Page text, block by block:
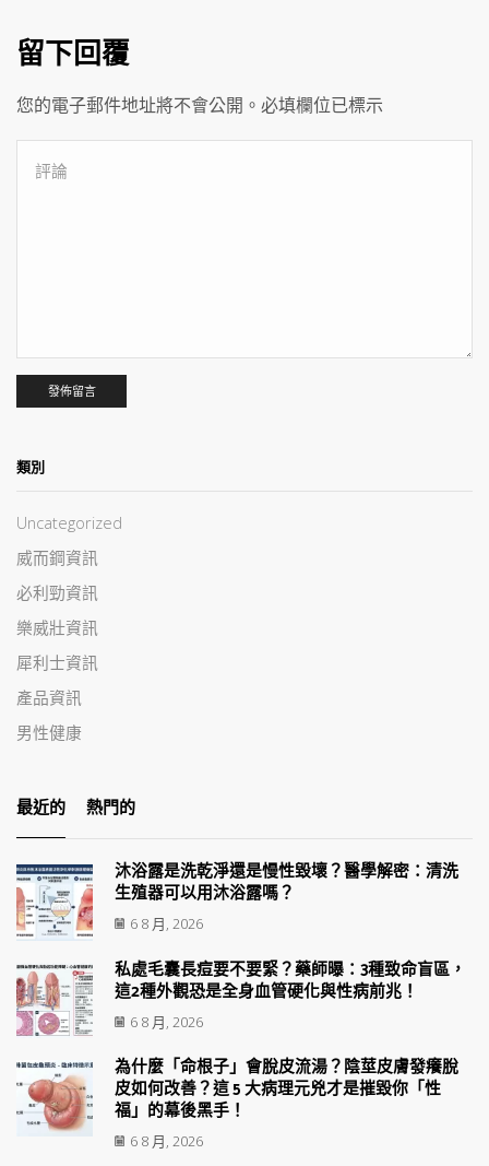
留下回覆
您的電子郵件地址將不會公開。必填欄位已標示
類別
Uncategorized
威而鋼資訊
必利勁資訊
樂威壯資訊
犀利士資訊
產品資訊
男性健康
最近的 熱門的
沐浴露是洗乾淨還是慢性毀壞？醫學解密：清洗
生殖器可以用沐浴露嗎？
6 8 月, 2026
私處毛囊長痘要不要緊？藥師曝：3種致命盲區，
這2種外觀恐是全身血管硬化與性病前兆！
6 8 月, 2026
為什麼「命根子」會脫皮流湯？陰莖皮膚發癢脫
皮如何改善？這 5 大病理元兇才是摧毀你「性
福」的幕後黑手！
6 8 月, 2026